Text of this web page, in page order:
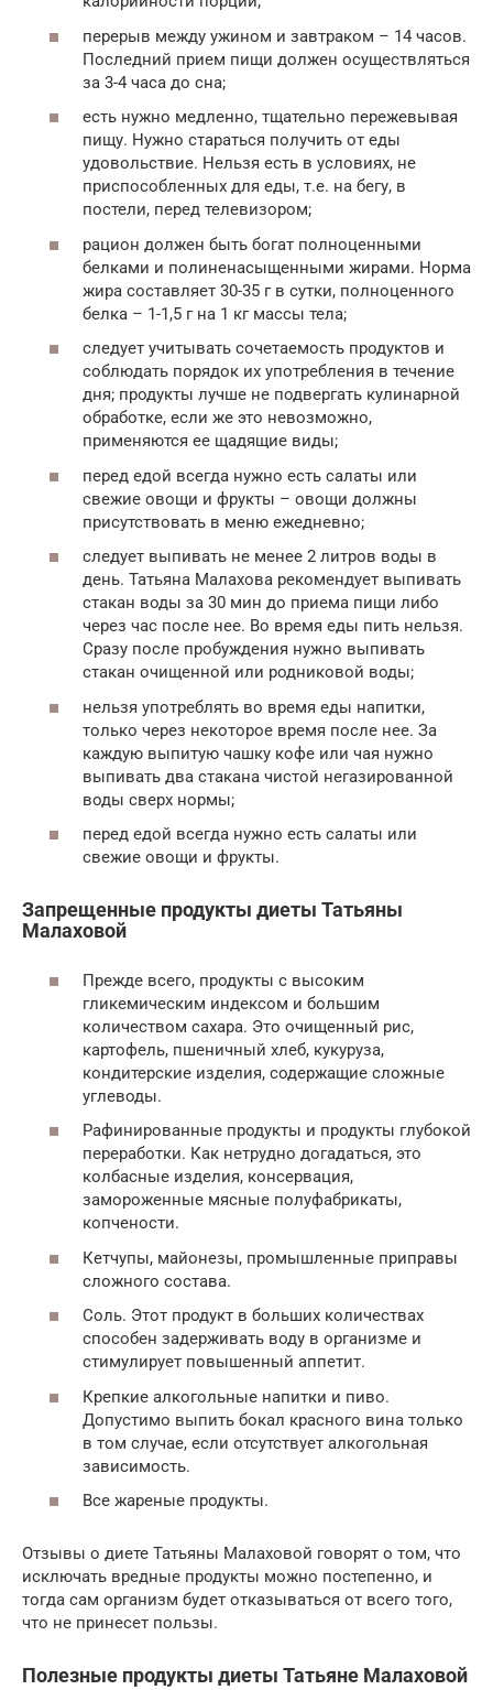
перерыв между ужином и завтраком – 14 часов.
Последний прием пищи должен осуществляться
за 3-4 часа до сна;
есть нужно медленно, тщательно пережевывая
пищу. Нужно стараться получить от еды
удовольствие. Нельзя есть в условиях, не
приспособленных для еды, т.е. на бегу, в
постели, перед телевизором;
рацион должен быть богат полноценными
белками и полиненасыщенными жирами. Норма
жира составляет 30-35 г в сутки, полноценного
белка – 1-1,5 г на 1 кг массы тела;
следует учитывать сочетаемость продуктов и
соблюдать порядок их употребления в течение
дня; продукты лучше не подвергать кулинарной
обработке, если же это невозможно,
применяются ее щадящие виды;
перед едой всегда нужно есть салаты или
свежие овощи и фрукты – овощи должны
присутствовать в меню ежедневно;
следует выпивать не менее 2 литров воды в
день. Татьяна Малахова рекомендует выпивать
стакан воды за 30 мин до приема пищи либо
через час после нее. Во время еды пить нельзя.
Сразу после пробуждения нужно выпивать
стакан очищенной или родниковой воды;
нельзя употреблять во время еды напитки,
только через некоторое время после нее. За
каждую выпитую чашку кофе или чая нужно
выпивать два стакана чистой негазированной
воды сверх нормы;
перед едой всегда нужно есть салаты или
свежие овощи и фрукты.
Запрещенные продукты диеты Татьяны
Малаховой
Прежде всего, продукты с высоким
гликемическим индексом и большим
количеством сахара. Это очищенный рис,
картофель, пшеничный хлеб, кукуруза,
кондитерские изделия, содержащие сложные
углеводы.
Рафинированные продукты и продукты глубокой
переработки. Как нетрудно догадаться, это
колбасные изделия, консервация,
замороженные мясные полуфабрикаты,
копчености.
Кетчупы, майонезы, промышленные приправы
сложного состава.
Соль. Этот продукт в больших количествах
способен задерживать воду в организме и
стимулирует повышенный аппетит.
Крепкие алкогольные напитки и пиво.
Допустимо выпить бокал красного вина только
в том случае, если отсутствует алкогольная
зависимость.
Все жареные продукты.
Отзывы о диете Татьяны Малаховой говорят о том, что
исключать вредные продукты можно постепенно, и
тогда сам организм будет отказываться от всего того,
что не принесет пользы.
Полезные продукты диеты Татьяне Малаховой